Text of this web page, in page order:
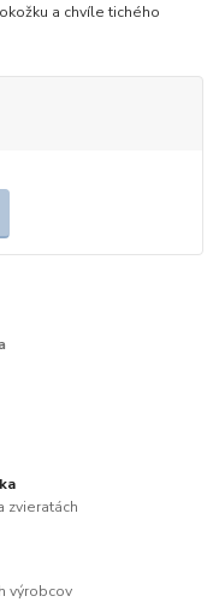
a chvíle tichého
zvieratách
výrobcov